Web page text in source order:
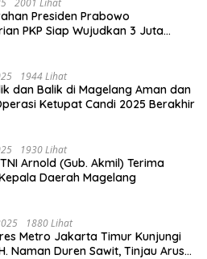
Presiden Prabowo
PKP Siap Wujudkan 3 Juta
1944 Lihat
dan Balik di Magelang Aman dan
Ketupat Candi 2025 Berakhir
1930 Lihat
Arnold (Gub. Akmil) Terima
Daerah Magelang
1880 Lihat
Metro Jakarta Timur Kunjungi
Naman Duren Sawit, Tinjau Arus